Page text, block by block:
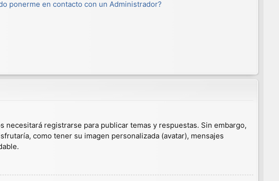
ponerme en contacto con un Administrador?
registrarse para publicar temas y respuestas. Sin embargo,
como tener su imagen personalizada (avatar), mensajes